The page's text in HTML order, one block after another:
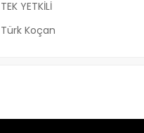
TEK YETKİLİ
Türk Koçan